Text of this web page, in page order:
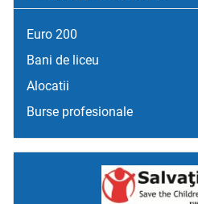
Euro 200
Bani de liceu
Alocatii
Burse profesionale